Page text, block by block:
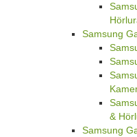
Samsung
&
Samsung